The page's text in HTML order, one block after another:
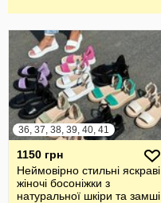
36, 37, 38, 39, 40, 41
1150 грн
Неймовірно стильні яскраві
жіночі босоніжки з
натуральної шкіри та замші